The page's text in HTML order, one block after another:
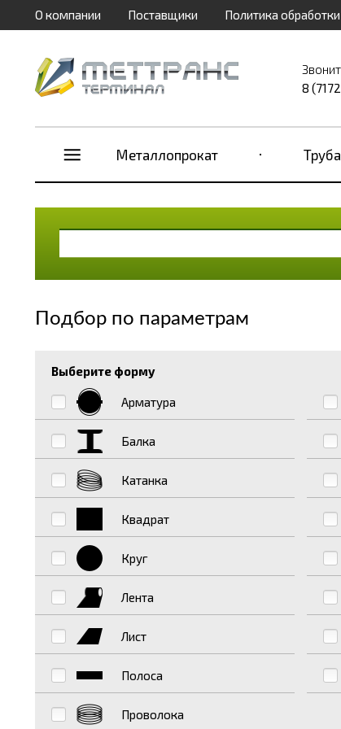
О компании Поставщики Политика
8
Металлопрокат Труба
Подбор по параметрам
Выберите форму
Арматура
Балка
Катанка
Квадрат
Круг
Лента
Лист
Полоса
Проволока